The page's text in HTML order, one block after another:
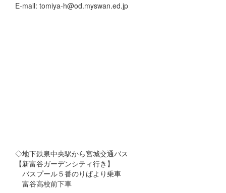
E-mail: tomiya-h@od.myswan.ed.jp
◇地下鉄泉中央駅から宮城交通バス
【新富谷ガーデンシティ行き】
バスプール５番のりばより乗車
富谷高校前下車